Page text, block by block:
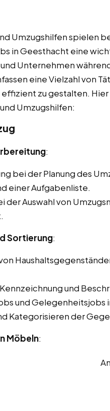
Umzugshilfen spielen
in Geesthacht eine
Unternehmen
eine Vielzahl von
effizient zu gestalten.
Umzugshilfen:
:
bei der Planung des
einer Aufgabenliste.
der Auswahl von
Sortierung:
und
und Gelegenheitsjobs
Kategorisieren der
Möbeln: